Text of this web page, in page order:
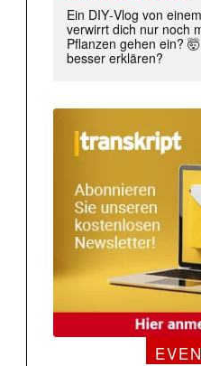
Ein DIY‑Vlog von
verwirrt dich nur noch
Pflanzen gehen ein?
besser erklären?